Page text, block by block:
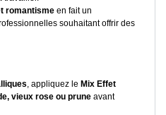
romantisme en fait un
souhaitant offrir des
, appliquez le Mix Effet
vieux rose ou prune avant